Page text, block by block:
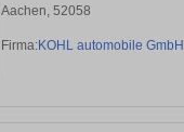
Aachen, 52058
Firma:KOHL automobile GmbH